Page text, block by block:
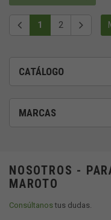
CATÁLOGO
MARCAS
1 2
NOSOTROS -
MAROTO
Consúltanostus dudas.